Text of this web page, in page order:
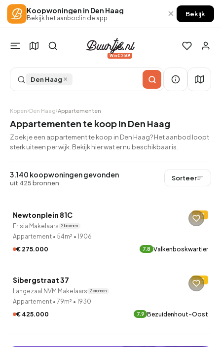
Koopwoningen in Den Haag
Bekijk het aanbod in de app × Bekijk
Win €250!
Den Haag ×
Kopen Den Haag Appartementen
Appartementen te koop in Den Haag
Zoek je een appartement te koop in Den Haag? Het aanbod loopt
sterk uiteen per wijk. Bekijk hier wat er nu beschikbaar is.
3.140 koopwoningen gevonden
uit 425 bronnen
Sorteer
2 uur geleden ontdekt
Newtonplein 81C D
Frisia Makelaars 2 bronnen
Appartement • 54m² • 1906
€ 275.000
7.8 Valkenboskwartier
2 uur geleden ontdekt
Sibergstraat 37 C
Langezaal NVM Makelaars 2 bronnen
Appartement • 79m² • 1930
€ 425.000
7.9 Bezuidenhout-Oost